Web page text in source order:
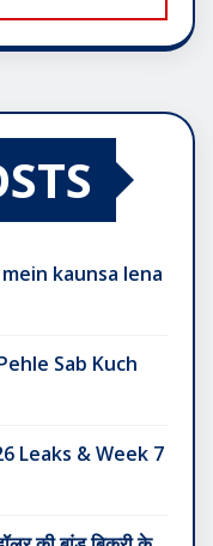
kaunsa lena
Sab Kuch
Leaks & Week 7